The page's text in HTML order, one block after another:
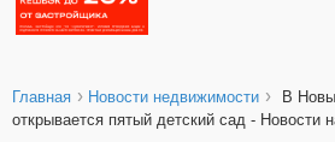
Главная › Новости недвижимости ›
В
открывается пятый детский сад - Новости